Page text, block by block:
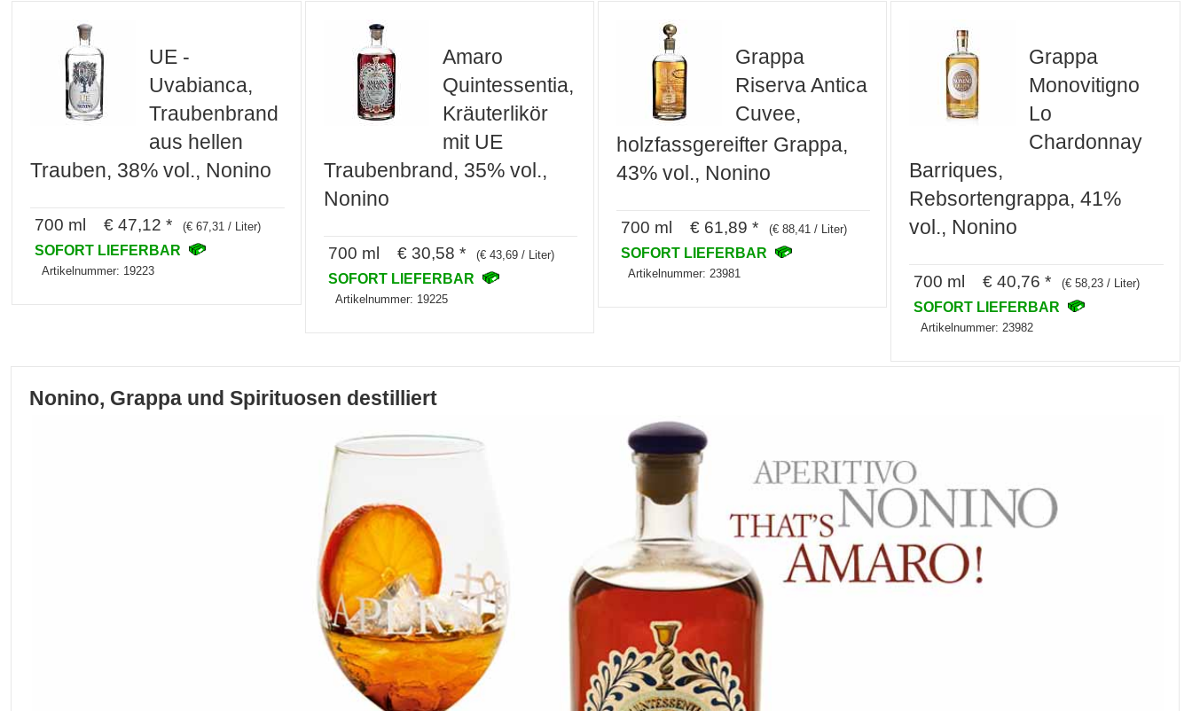
UE -
Uvabianca,
Traubenbrand
aus hellen
Trauben, 38% vol., Nonino
700 ml € 47,12 * (€ 67,31 / Liter)
SOFORT LIEFERBAR
Artikelnummer: 19223
Amaro
Quintessentia,
Kräuterlikör
mit UE
Traubenbrand, 35% vol.,
Nonino
700 ml € 30,58 * (€ 43,69 / Liter)
SOFORT LIEFERBAR
Artikelnummer: 19225
Grappa
Riserva Antica
Cuvee,
holzfassgereifter Grappa,
43% vol., Nonino
700 ml € 61,89 * (€ 88,41 / Liter)
SOFORT LIEFERBAR
Artikelnummer: 23981
Grappa
Monovitigno
Lo
Chardonnay
Barriques,
Rebsortengrappa, 41%
vol., Nonino
700 ml € 40,76 * (€ 58,23 / Liter)
SOFORT LIEFERBAR
Artikelnummer: 23982
Nonino, Grappa und Spirituosen destilliert